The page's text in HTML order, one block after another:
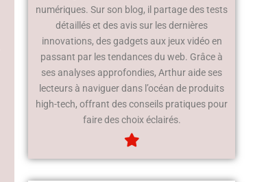
numériques. Sur son blog, il partage des tests
détaillés et des avis sur les dernières
innovations, des gadgets aux jeux vidéo en
passant par les tendances du web. Grâce à
ses analyses approfondies, Arthur aide ses
lecteurs à naviguer dans l’océan de produits
high-tech, offrant des conseils pratiques pour
faire des choix éclairés.